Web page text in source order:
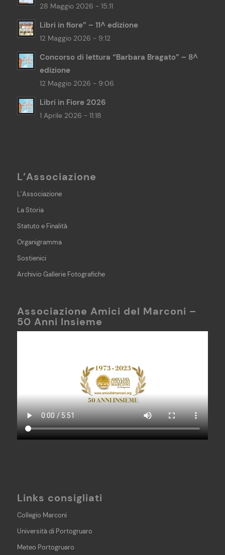
28 Maggio 2026 - 15:11
Libri in fiore” – 11^ edizione
12 Maggio 2026 - 9:12
Concorso di lettura “Barbara Bragato” – 8^
edizione
12 Maggio 2026 - 9:06
Libri in Fiore 2026
1 Aprile 2026 - 11:18
L’Associazione
L’Associazione
La Storia
Statuto e Finalità
Organigramma
Sostienici
Archivio Gallerie Fotografiche
Associazione Amici del Marconi –
50 Anni Insieme
Links consigliati
Collegio Marconi
Università di Portogruaro
Meteo Portogruaro